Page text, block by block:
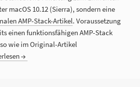
macOS 10.12 (Sierra), sondern eine
AMP-Stack-Artikel. Voraussetzung
einen funktionsfähigen AMP-Stack
wie im Original-Artikel